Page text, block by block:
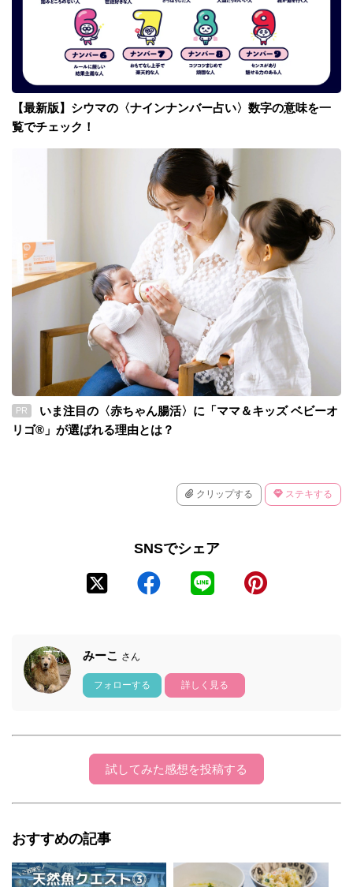
【最新版】シウマの〈ナインナンバー占い〉数字の意味を一
覧でチェック！
PR
いま注目の〈赤ちゃん腸活〉に「ママ＆キッズ ベビーオ
リゴ®」が選ばれる理由とは？
クリップする ステキする
SNSでシェア
みーこ さん
フォローする 詳しく見る
試してみた感想を投稿する
おすすめの記事